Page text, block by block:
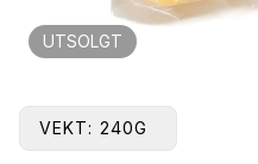
UTSOLGT
VEKT: 240G